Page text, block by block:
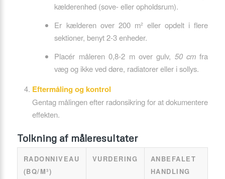
kælderenhed (sove- eller opholdsrum).
Er kælderen over 200 m² eller opdelt i flere
sektioner, benyt 2-3 enheder.
Placér måleren 0,8-2 m over gulv, 50 cm fra
væg og ikke ved døre, radiatorer eller i sollys.
Eftermåling og kontrol
Gentag målingen efter radonsikring for at dokumentere
effekten.
Tolkning af måleresultater
RADONNIVEAU
(BQ/M³)
VURDERING
ANBEFALET
HANDLING